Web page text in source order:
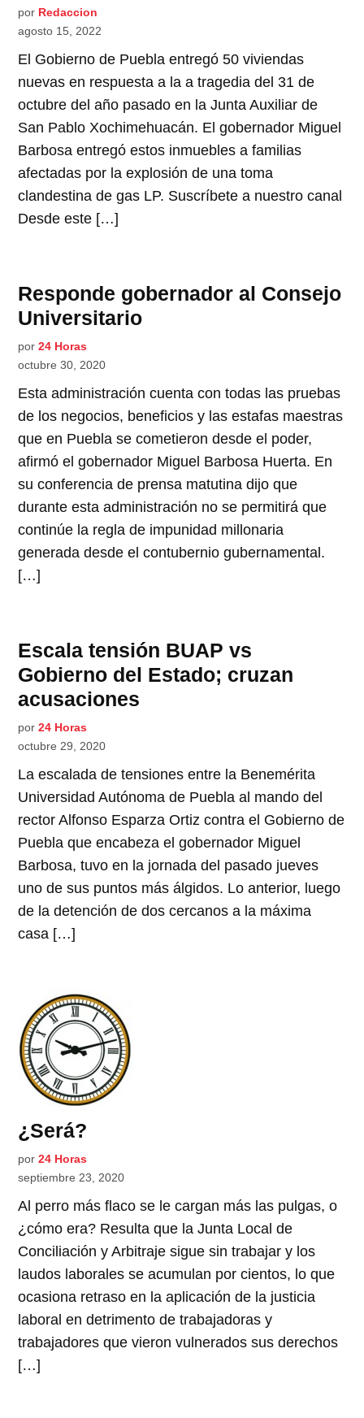
por Redaccion
agosto 15, 2022
El Gobierno de Puebla entregó 50 viviendas
nuevas en respuesta a la a tragedia del 31 de
octubre del año pasado en la Junta Auxiliar de
San Pablo Xochimehuacán. El gobernador Miguel
Barbosa entregó estos inmuebles a familias
afectadas por la explosión de una toma
clandestina de gas LP. Suscríbete a nuestro canal
Desde este […]
Responde gobernador al Consejo
Universitario
por 24 Horas
octubre 30, 2020
Esta administración cuenta con todas las pruebas
de los negocios, beneficios y las estafas maestras
que en Puebla se cometieron desde el poder,
afirmó el gobernador Miguel Barbosa Huerta. En
su conferencia de prensa matutina dijo que
durante esta administración no se permitirá que
continúe la regla de impunidad millonaria
generada desde el contubernio gubernamental.
[…]
Escala tensión BUAP vs
Gobierno del Estado; cruzan
acusaciones
por 24 Horas
octubre 29, 2020
La escalada de tensiones entre la Benemérita
Universidad Autónoma de Puebla al mando del
rector Alfonso Esparza Ortiz contra el Gobierno de
Puebla que encabeza el gobernador Miguel
Barbosa, tuvo en la jornada del pasado jueves
uno de sus puntos más álgidos. Lo anterior, luego
de la detención de dos cercanos a la máxima
casa […]
¿Será?
por 24 Horas
septiembre 23, 2020
Al perro más flaco se le cargan más las pulgas, o
¿cómo era? Resulta que la Junta Local de
Conciliación y Arbitraje sigue sin trabajar y los
laudos laborales se acumulan por cientos, lo que
ocasiona retraso en la aplicación de la justicia
laboral en detrimento de trabajadoras y
trabajadores que vieron vulnerados sus derechos
[…]